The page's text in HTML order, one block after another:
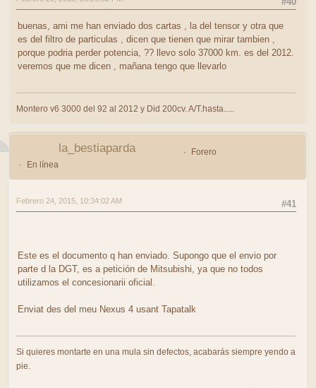
buenas, ami me han enviado dos cartas , la del tensor y otra que
es del filtro de particulas , dicen que tienen que mirar tambien ,
porque podria perder potencia, ?? llevo solo 37000 km. es del 2012.
veremos que me dicen , mañana tengo que llevarlo
Montero v6 3000 del 92 al 2012 y Did 200cv. A/T.hasta.....
la_bestiaparda
Forero
En línea
#41
Febrero 24, 2015, 10:34:02 AM
Este es el documento q han enviado. Supongo que el envio por
parte d la DGT, es a petición de Mitsubishi, ya que no todos
utilizamos el concesionarii oficial.
Enviat des del meu Nexus 4 usant Tapatalk
Si quieres montarte en una mula sin defectos, acabarás siempre yendo a
pie.